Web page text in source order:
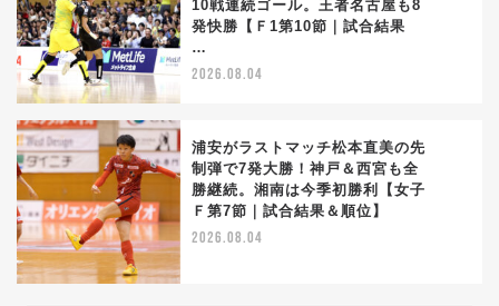
10戦連続ゴール。王者名古屋も8
発快勝【Ｆ1第10節｜試合結果
…
2026.08.04
浦安がラストマッチ松本直美の先
制弾で7発大勝！神戸＆西宮も全
勝継続。湘南は今季初勝利【女子
Ｆ第7節｜試合結果＆順位】
2026.08.04